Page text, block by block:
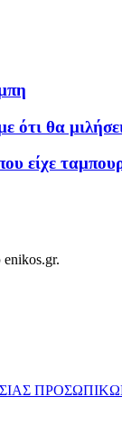
θα
είχε
enikos.gr.